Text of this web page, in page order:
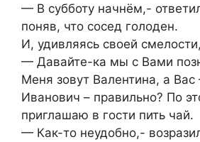
— В субботу начнём,-
поняв, что сосед голоден.
И, удивляясь своей
— Давайте-ка мы с Вами
Меня зовут Валентина, а Вас
Иванович – правильно? По
приглашаю в гости пить чай.
— Как-то неудобно,-